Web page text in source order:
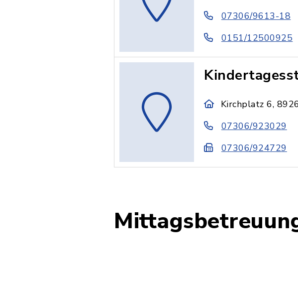
07306/9613-18
0151/12500925
Kirchplatz 6,
07306/923029
07306/924729